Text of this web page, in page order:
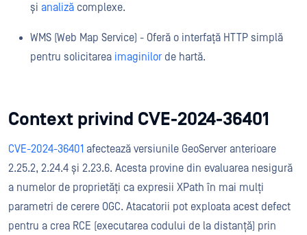
și analiză complexe.
WMS (Web Map Service) - Oferă o interfață HTTP simplă
pentru solicitarea imaginilor de hartă.
Context privind CVE-2024-36401
CVE-2024-36401 afectează versiunile GeoServer anterioare
2.25.2, 2.24.4 și 2.23.6. Acesta provine din evaluarea nesigură
a numelor de proprietăți ca expresii XPath în mai mulți
parametri de cerere OGC. Atacatorii pot exploata acest defect
pentru a crea RCE (executarea codului de la distanță) prin